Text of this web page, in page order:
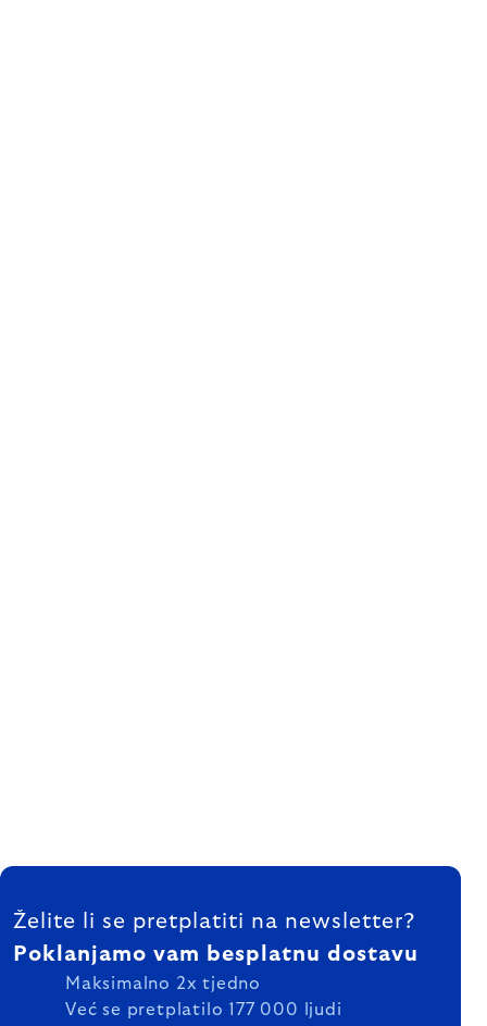
FOOTER
Želite li se pretplatiti na newsletter?
Poklanjamo vam besplatnu dostavu
Maksimalno 2x tjedno
Već se pretplatilo 177 000 ljudi